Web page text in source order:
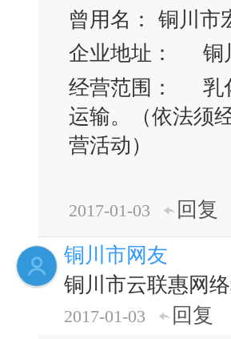
曾用名：
铜川市
企业地址：
铜
经营范围：
乳
运输。（依法须
营活动）
2017-01-03
回复
铜川市网友
铜川市云联惠网
2017-01-03 回复